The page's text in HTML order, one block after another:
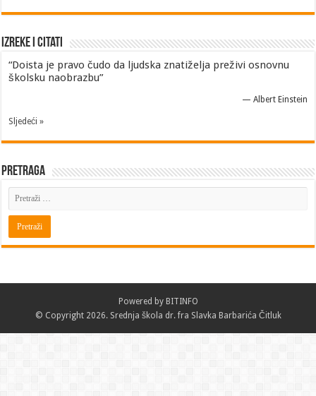
Izreke i Citati
“Doista je pravo čudo da ljudska znatiželja preživi osnovnu
školsku naobrazbu”
— Albert Einstein
Sljedeći »
Pretraga
Powered by BITINFO
© Copyright 2026. Srednja škola dr. fra Slavka Barbarića Čitluk